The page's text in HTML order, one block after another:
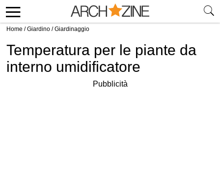
Home /Giardino /Giardinaggio
Temperatura per le piante da
interno umidificatore
Pubblicità